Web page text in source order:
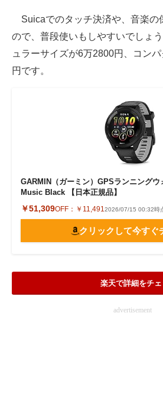
Suicaでのタッチ決済や、音楽の
ので、普段使いもしやすいでしょ
ュラーサイズが6万2800円、コン
円です。
GARMIN（ガーミン）GPSランニング
Music Black 【日本正規品】
￥51,309OFF： ￥11,4912026/07/15 00:32時
クリックして今すぐ
楽天で詳細をチェ
advertisement